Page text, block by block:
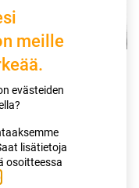
7 XL EVC
meille
evästeiden
lisätietoja
osoitteessa